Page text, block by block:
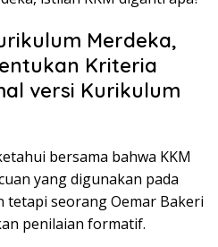
Merdeka,
Kriteria
versi Kurikulum
bersama bahwa KKM
yang digunakan pada
tetapi seorang Oemar Bakeri
penilaian formatif.